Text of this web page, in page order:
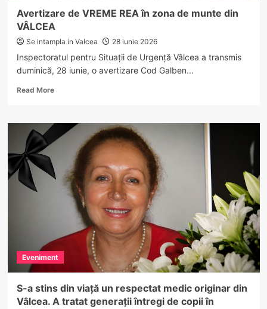
din
Mihăești
Avertizare de VREME REA în zona de munte din
VÂLCEA
Se intampla in Valcea 28 iunie 2026
Inspectoratul pentru Situații de Urgență Vâlcea a transmis
duminică, 28 iunie, o avertizare Cod Galben...
Read MoreRead
Avertizare
de
VREME
în
zona
munte
VÂLCEA
Eveniment
S-a stins din viață un respectat medic originar din
Vâlcea. A tratat generații întregi de copii în